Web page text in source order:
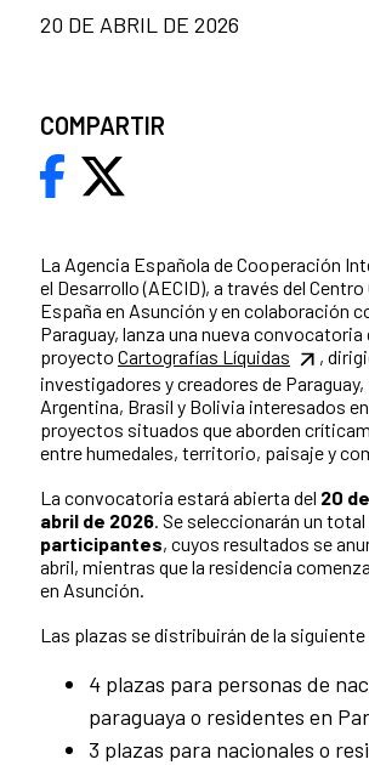
La Agencia Española de Cooperación
el Desarrollo (AECID), a través del Centro
España en Asunción y en colaboración
Paraguay, lanza una nueva convocatoria
proyecto Cartografías Líquidas
,
investigadores y creadores de Paraguay,
Argentina, Brasil y Bolivia interesados
proyectos situados que aborden
entre humedales, territorio, paisaje y
La convocatoria estará abierta del 20
abril de 2026. Se seleccionarán un total
participantes, cuyos resultados se
abril, mientras que la residencia
en Asunción.
Las plazas se distribuirán de la
4 plazas para personas de
paraguaya o residentes en
3 plazas para nacionales o
20 DE ABRIL DE 2026
COMPARTIR